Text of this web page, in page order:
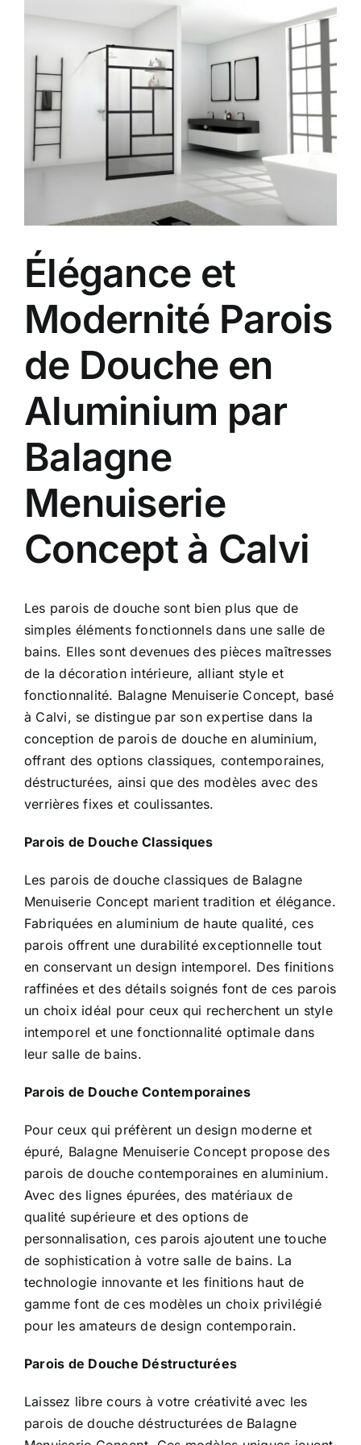
A propos
Clients
l'image
Élégance et
Modernité Parois
de Douche en
Aluminium par
Balagne
Menuiserie
Concept à Calvi
Les parois de douche sont bien plus que de
simples éléments fonctionnels dans une salle de
bains. Elles sont devenues des pièces maîtresses
de la décoration intérieure, alliant style et
fonctionnalité. Balagne Menuiserie Concept, basé
à Calvi, se distingue par son expertise dans la
conception de parois de douche en aluminium,
offrant des options classiques, contemporaines,
déstructurées, ainsi que des modèles avec des
verrières fixes et coulissantes.
Parois de Douche Classiques
Les parois de douche classiques de Balagne
Menuiserie Concept marient tradition et élégance.
Fabriquées en aluminium de haute qualité, ces
parois offrent une durabilité exceptionnelle tout
en conservant un design intemporel. Des finitions
raffinées et des détails soignés font de ces parois
un choix idéal pour ceux qui recherchent un style
intemporel et une fonctionnalité optimale dans
leur salle de bains.
Parois de Douche Contemporaines
Pour ceux qui préfèrent un design moderne et
épuré, Balagne Menuiserie Concept propose des
parois de douche contemporaines en aluminium.
Avec des lignes épurées, des matériaux de
qualité supérieure et des options de
personnalisation, ces parois ajoutent une touche
de sophistication à votre salle de bains. La
technologie innovante et les finitions haut de
gamme font de ces modèles un choix privilégié
pour les amateurs de design contemporain.
Parois de Douche Déstructurées
Laissez libre cours à votre créativité avec les
parois de douche déstructurées de Balagne